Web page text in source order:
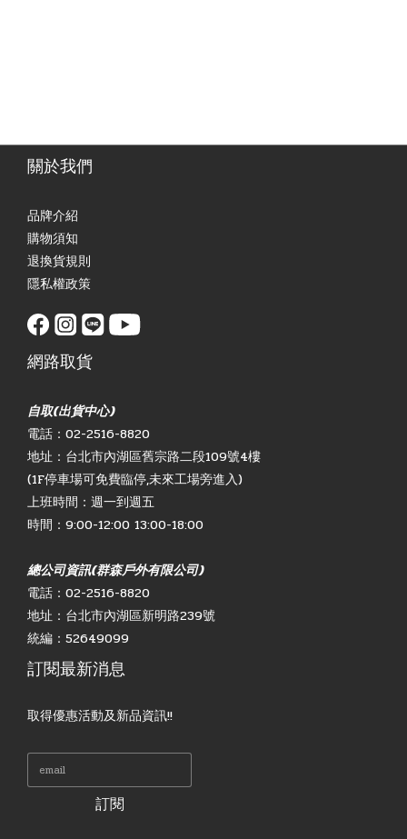
關於我們
品牌介紹
購物須知
退換貨規則
隱私權政策
網路取貨
自取(出貨中心)
電話：02-2516-8820
地址：台北市內湖區舊宗路二段109號4樓
(1F停車場可免費臨停,未來工場旁進入)
上班時間：週一到週五
時間：9:00-12:00 13:00-18:00
總公司資訊(群森戶外有限公司)
電話：02-2516-8820
地址：台北市內湖區新明路239號
統編：52649099
訂閱最新消息
取得優惠活動及新品資訊!!
訂閱